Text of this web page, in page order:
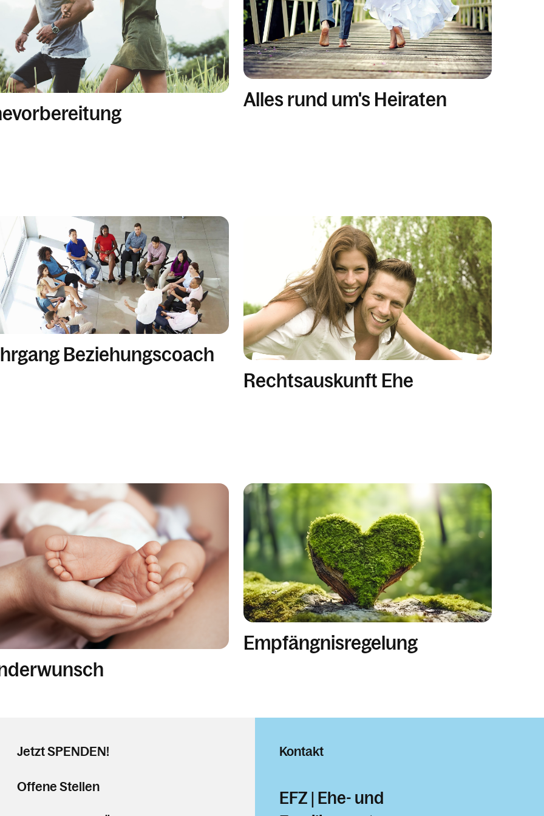
Get Skills Live
Alles rund um's Heiraten
Beziehungscoach
Rechtsauskunft Ehe
Empfängnisregelung
Jetzt SPENDEN!
Offene Stellen
Kontakt
EFZ | Ehe- und